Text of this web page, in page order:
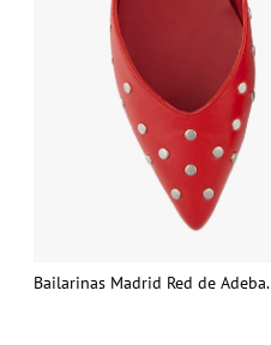
Bailarinas Madrid Red de Adeba.